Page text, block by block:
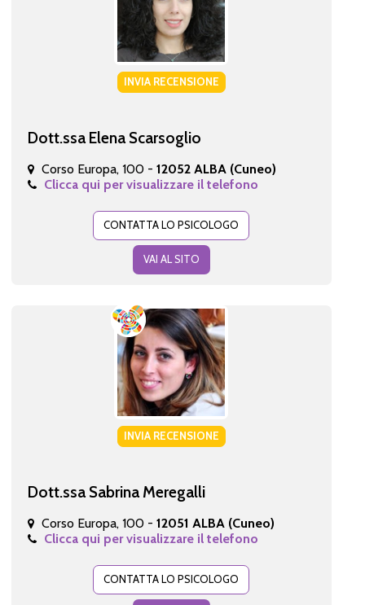
INVIA RECENSIONE
Dott.ssa Elena Scarsoglio
Corso Europa, 100 - 12052 ALBA (Cuneo)
Clicca qui per visualizzare il telefono
CONTATTA LO PSICOLOGO
VAI AL SITO
INVIA RECENSIONE
Dott.ssa Sabrina Meregalli
Corso Europa, 100 - 12051 ALBA (Cuneo)
Clicca qui per visualizzare il telefono
CONTATTA LO PSICOLOGO